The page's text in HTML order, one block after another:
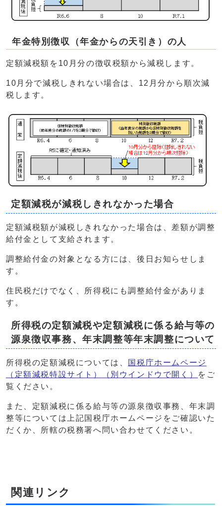
年金特別徴収（年金からの天引き）の人
定額減税額を10月分の徴収税額から減税します。
10月分で減税しきれない場合は、12月分から順次減
税します。
定額減税が減税しきれなかった場合
定額減税額が減税しきれなかった場合は、差額が調整
給付金として支給されます。
調整給付金の対象となる方には、後日お知らせしま
す。
住民税だけでなく、所得税にも調整給付金がありま
す。
所得税の定額減税や定額減税に係る給与等の
源泉徴収事務、年末調整等年末調整について
所得税の定額減税については、 国税庁ホームページ
（定額減税特設サイト）
（別ウインドウで開く）
をご
覧ください。
また、定額減税に係る給与等の源泉徴収事務、年末調
整等については上記国税庁ホームページをご確認いた
だくか、所轄の税務署へ問い合わせてください。
関連リンク